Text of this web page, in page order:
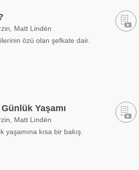
Matt Lindén
özü olan şefkate dair.
Yaşamı
Matt Lindén
yaşamına kısa bir bakış.